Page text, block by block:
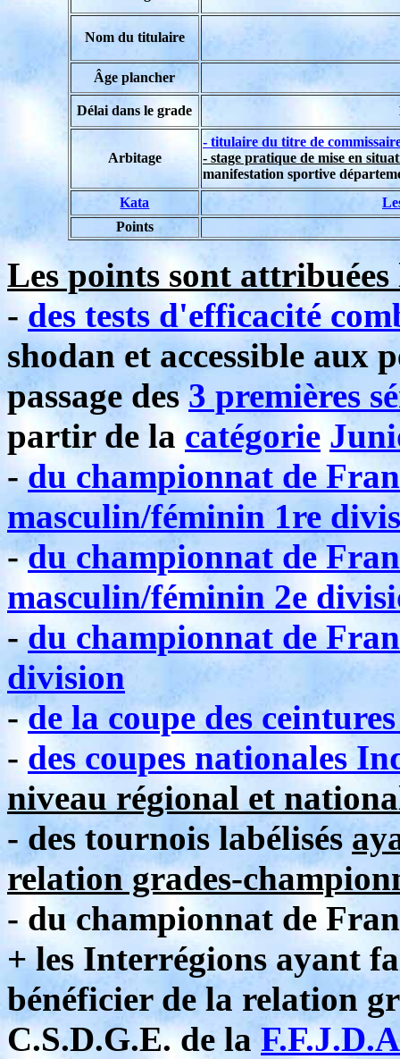
Nom du titulaire
Âge plancher
Délai dans le grade
Arbitage
- titulaire du titre de
- stage pratique de mise en
manifestation sportive
Kata
Points
Les points sont
-des tests d'efficacité
shodan et accessible aux
passage des3 premières
partir de la catégorie
-du championnat de
masculin/féminin 1re
-du championnat de
masculin/féminin 2e
-du championnat de
division
-de la coupe des
- des coupes nationales
niveau régional et
- des tournois labélisés
relation grades-
- du championnat de
+ les Interrégions ayant
bénéficier de la relation
C.S.D.G.E. de la